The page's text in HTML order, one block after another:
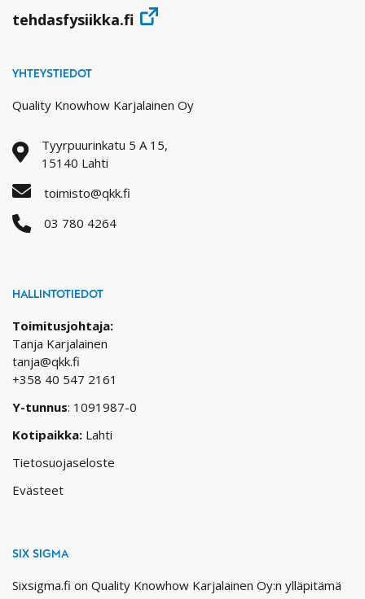
tehdasfysiikka.fi
YHTEYSTIEDOT
Quality Knowhow Karjalainen Oy
Tyyrpuurinkatu 5 A 15,
15140 Lahti
toimisto@qkk.fi
03 780 4264
HALLINTOTIEDOT
Toimitusjohtaja:
Tanja Karjalainen
tanja@qkk.fi
+358 40 547 2161
Y-tunnus: 1091987-0
Kotipaikka: Lahti
Tietosuojaseloste
Evästeet
SIX SIGMA
Sixsigma.fi on Quality Knowhow Karjalainen Oy:n ylläpitämä